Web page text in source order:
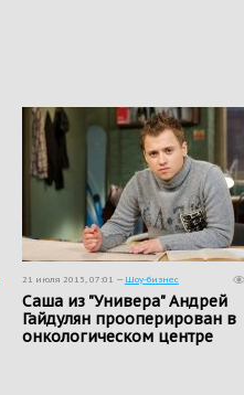
21 июля 2015, 07:01 — Шоу-бизнес
Саша из "Универа" Андрей
Гайдулян прооперирован в
онкологическом центре